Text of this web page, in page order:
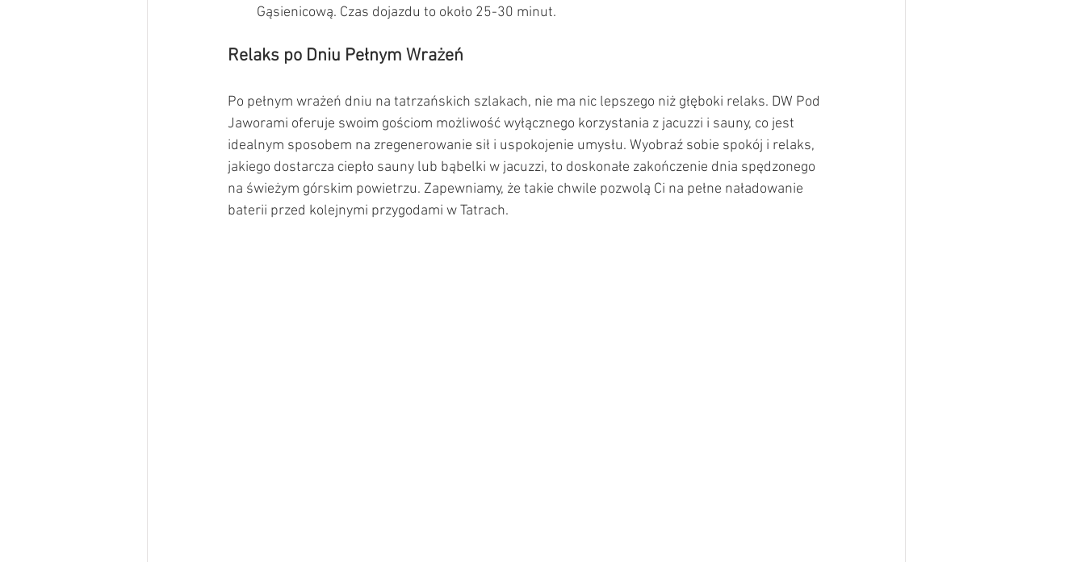
Gąsienicową. Czas dojazdu to około 25-30 minut.
Relaks po Dniu Pełnym Wrażeń
Po pełnym wrażeń dniu na tatrzańskich szlakach, nie ma nic lepszego niż głęboki relaks. DW Pod
Jaworami oferuje swoim gościom możliwość wyłącznego korzystania z jacuzzi i sauny, co jest
idealnym sposobem na zregenerowanie sił i uspokojenie umysłu. Wyobraź sobie spokój i relaks,
jakiego dostarcza ciepło sauny lub bąbelki w jacuzzi, to doskonałe zakończenie dnia spędzonego
na świeżym górskim powietrzu. Zapewniamy, że takie chwile pozwolą Ci na pełne naładowanie
baterii przed kolejnymi przygodami w Tatrach.